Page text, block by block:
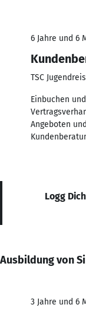
6 Jahre und 6
TSC
Einbuchen
Angeboten
Logg
Ausbildung von
3 Jahre und 6